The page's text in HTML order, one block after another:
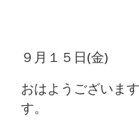
神
経
痛
９月１５日(金)
おはようございま
す。